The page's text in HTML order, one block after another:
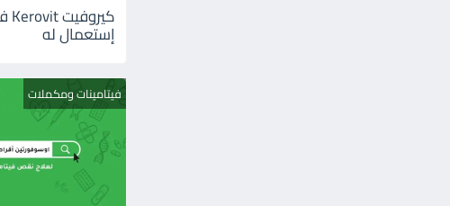
إستعمال له
فيتامينات ومكملات